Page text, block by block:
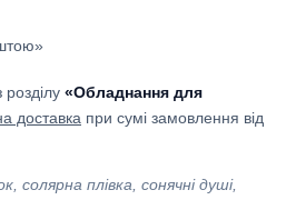
розділу «Обладнання для
доставка при сумі замовлення від
солярна плівка, сонячні душі,